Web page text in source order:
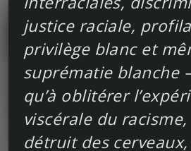
justice raciale,
privilège blanc et
suprématie blanche
qu’à oblitérer
viscérale du
détruit des cerveaux,